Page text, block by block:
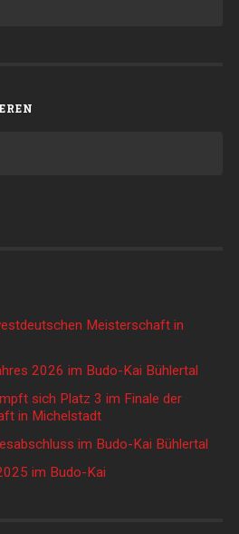
Meisterschaft in
2026 im Budo-Kai Bühlertal
sich Platz 3 im Finale der
in Michelstadt
im Budo-Kai Bühlertal
im Budo-Kai